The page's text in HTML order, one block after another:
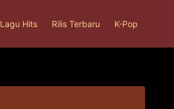
Lagu Hits Rilis Terbaru K-Pop